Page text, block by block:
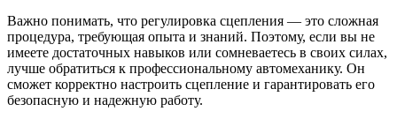
Важно понимать, что регулировка сцепления — это сложная
процедура, требующая опыта и знаний. Поэтому, если вы не
имеете достаточных навыков или сомневаетесь в своих силах,
лучше обратиться к профессиональному автомеханику. Он
сможет корректно настроить сцепление и гарантировать его
безопасную и надежную работу.